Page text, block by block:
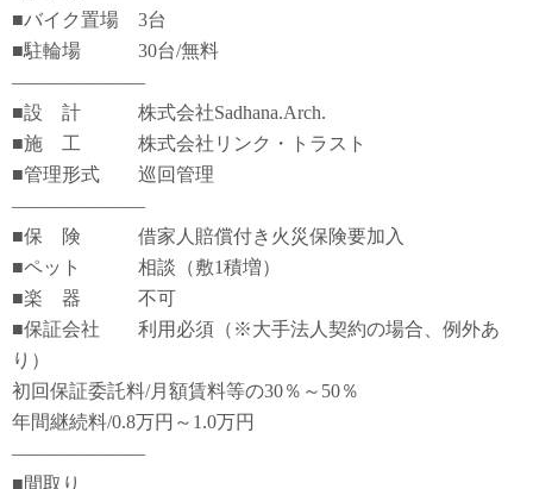
■バイク置場 3台
■駐輪場 30台/無料
―――――――
■設 計 株式会社Sadhana.Arch.
■施 工 株式会社リンク・トラスト
■管理形式 巡回管理
―――――――
■保 険 借家人賠償付き火災保険要加入
■ペット 相談（敷1積増）
■楽 器 不可
■保証会社 利用必須（※大手法人契約の場合、例外あ
り）
初回保証委託料/月額賃料等の30％～50％
年間継続料/0.8万円～1.0万円
―――――――
■間取り